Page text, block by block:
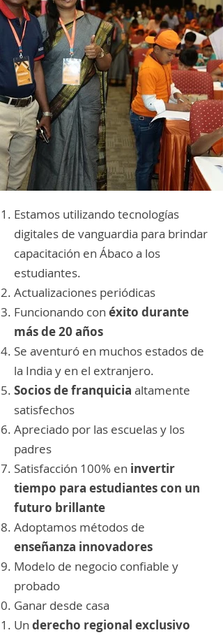
Estamos utilizando tecnologías
digitales de vanguardia para brindar
capacitación en Ábaco a los
estudiantes.
Actualizaciones periódicas
Funcionando con éxito durante
más de 20 años
Se aventuró en muchos estados de
la India y en el extranjero.
Socios de franquicia altamente
satisfechos
Apreciado por las escuelas y los
padres
Satisfacción 100% en invertir
tiempo para estudiantes con un
futuro brillante
Adoptamos métodos de
enseñanza innovadores
Modelo de negocio confiable y
probado
Ganar desde casa
Un derecho regional exclusivo